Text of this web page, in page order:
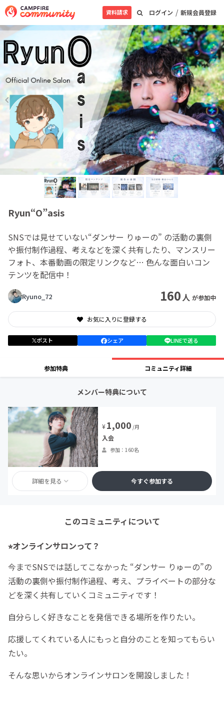
ログイン / 新規会員登録
資料請求
Ryun“O”asis
SNSでは見せていない“ダンサー りゅーの” の活動の裏側
や振付制作過程、考えなどを深く共有したり、マンスリー
フォト、本番動画の限定リンクなど… 色んな面白いコン
テンツを配信中！
Ryuno_72 160人 が参加中
お気に入りに登録する
ポスト シェア LINEで送る
参加特典 コミュニティ詳細
メンバー特典について
¥1,000 /月
入会
参加：160名
詳細を見る 今すぐ参加する
このコミュニティについて
⭐︎オンラインサロンって？
今までSNSでは話してこなかった “ダンサー りゅーの”の
活動の裏側や振付制作過程、考え、プライベートの部分な
どを深く共有していくコミュニティです！
自分らしく好きなことを発信できる場所を作りたい。
応援してくれている人にもっと自分のことを知ってもらい
たい。
そんな思いからオンラインサロンを開設しました！